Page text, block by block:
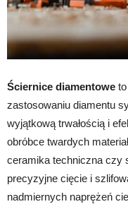
Ściernice diamentowe
zastosowaniu diamentu
wyjątkową trwałością i
obróbce twardych
ceramika techniczna czy
precyzyjne cięcie i
nadmiernych naprężeń